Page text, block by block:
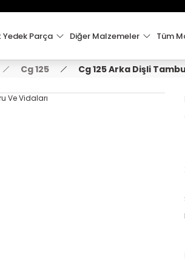
2000 TL VE ÜZERİ KARGO ÜCRETSİZ !
Parça Diğer Malzemeler Tüm
Cg 125 Cg 125 Arka Dişli